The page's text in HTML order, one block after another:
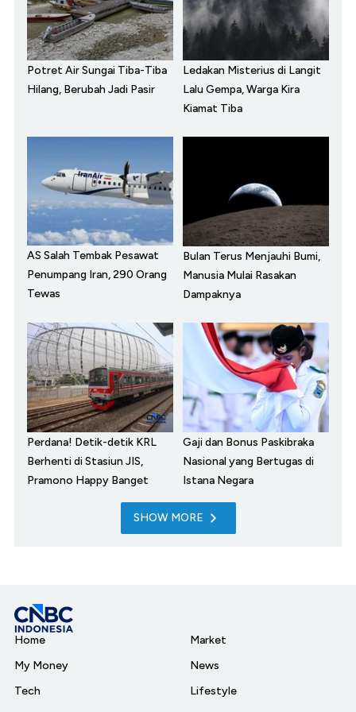
Potret Air Sungai Tiba-Tiba
Hilang, Berubah Jadi Pasir
Ledakan Misterius di Langit
Lalu Gempa, Warga Kira
Kiamat Tiba
AS Salah Tembak Pesawat
Penumpang Iran, 290 Orang
Tewas
Bulan Terus Menjauhi Bumi,
Manusia Mulai Rasakan
Dampaknya
Perdana! Detik-detik KRL
Berhenti di Stasiun JIS,
Pramono Happy Banget
Gaji dan Bonus Paskibraka
Nasional yang Bertugas di
Istana Negara
SHOW MORE
Home
My Money
Tech
Market
News
Lifestyle